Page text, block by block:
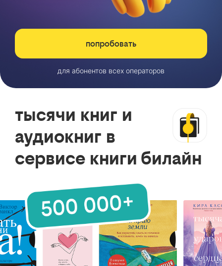
попробовать
для абонентов всех операторов
тысячи книг и
аудиокниг в
сервисе книги билайн